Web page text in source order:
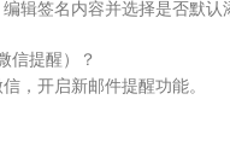
辑签名内容并选择是否默认
信提醒）？
，开启新邮件提醒功能。